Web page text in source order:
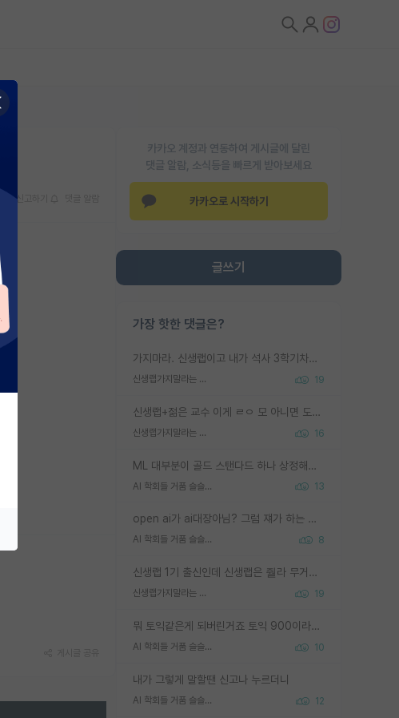
카카오 계정과 연동하여 게시글에 달린
댓글 알람, 소식등을 빠르게 받아보세요
카카오로 시작하기
글쓰기
가장 핫한 댓글은?
가지마라. 신생랩이고 내가 석사 3학기차인데 최고참인데 나도 아무것도 모르는데 교수가 후배들 왜 논문 교육 안시키냐. 논문 왜 안 써오냐 닦달한다
신생랩가지말라는 이유가 있었구나 19
신생랩+젊은 교수 이게 ㄹㅇ 모 아니면 도인듯.
신생랩가지말라는 이유가 있었구나 16
ML 대부분이 골드 스탠다드 하나 상정해놓고 (벤치마크 데이터셋이 여러 개면 여러 개 상정) 그거 얼마나 잘 맞추나 싸움임 가끔 번뜩이는 설계 철학을 보여주는 논문들도 있지만 대부분 그거 성적 얼마나 더 올리느라에 혈안이 되어 있는 측면이 잇음
AI 학회들 거품 슬슬 지적이 나오네요 13
open ai가 ai대장아님? 그럼 쟤가 하는 말이 다 맞겠네
AI 학회들 거품 슬슬 지적이 나오네요 8
신생랩 1기 출신인데 신생랩은 줠라 무거운 바벨 같은거임. 들면 대박인데 못들면 깔려 죽음. 아무도 알려주지 않는 환경에서 자생해야하지만, 일단 살아남았다면 그 어떤 사람보다 악착같고 생존력 높은 사람으로 거듭날 수 있음
신생랩가지말라는 이유가 있었구나 19
뭐 토익같은게 되버린거죠 토익 900이라고 영어잘하는건 아닙니다만 잘하는사람은 다 900을 넘는 그런
AI 학회들 거품 슬슬 지적이 나오네요 10
내가 그렇게 말할땐 신고나 누르더니
AI 학회들 거품 슬슬 지적이 나오네요 12
신고하기